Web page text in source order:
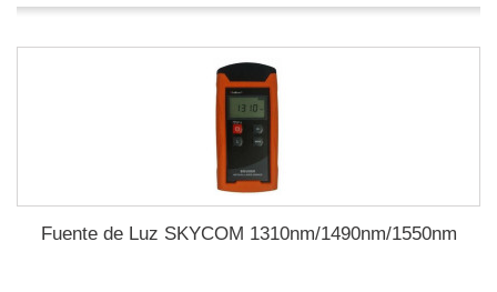
Fuente de Luz SKYCOM 1310nm/1490nm/1550nm